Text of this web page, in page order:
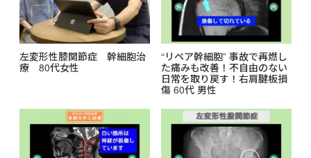
左変形性膝関節症 幹細胞治
療 80代女性
“リペア幹細胞” 事故で再燃し
た痛みも改善！不自由のない
日常を取り戻す！右肩腱板損
傷 60代 男性